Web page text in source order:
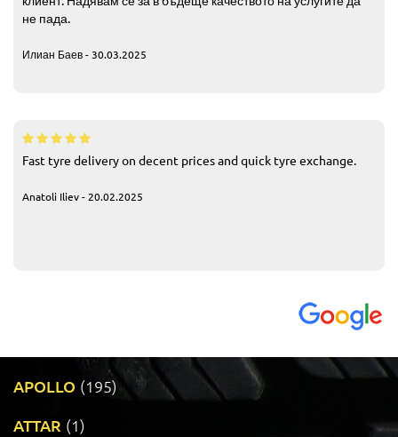
не пада.
Илиан Баев - 30.03.2025
Fast tyre delivery on decent prices and quick tyre exchange.
Anatoli Iliev - 20.02.2025
APOLLO (195)
ATTAR (1)